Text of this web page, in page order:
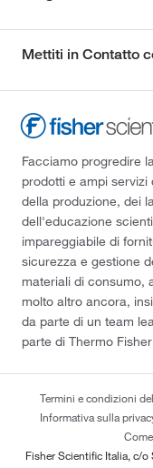
Mettiti in Contatto
Facciamo progredire
prodotti e ampi
della produzione, dei
dell'educazione
impareggiabile di
sicurezza e gestione
materiali di consumo,
molto altro ancora,
da parte di un team
parte di Thermo
Termini e condizioni
Informativa sulla
Fisher Scientific Italia, c/o